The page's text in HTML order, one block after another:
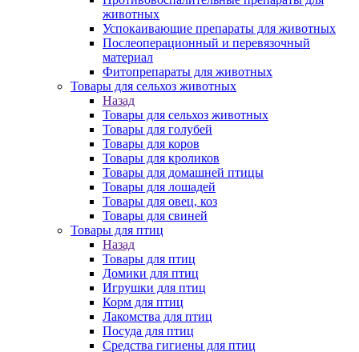
животных
Успокаивающие препараты для животных
Послеоперационный и перевязочный
материал
Фитопрепараты для животных
Товары для сельхоз животных
Назад
Товары для сельхоз животных
Товары для голубей
Товары для коров
Товары для кроликов
Товары для домашней птицы
Товары для лошадей
Товары для овец, коз
Товары для свиней
Товары для птиц
Назад
Товары для птиц
Домики для птиц
Игрушки для птиц
Корм для птиц
Лакомства для птиц
Посуда для птиц
Средства гигиены для птиц